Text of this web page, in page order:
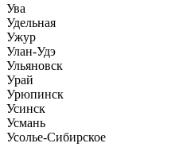
Ува
Удельная
Ужур
Улан-Удэ
Ульяновск
Урай
Урюпинск
Усинск
Усмань
Усолье-Сибирское